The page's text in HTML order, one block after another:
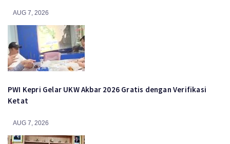
AUG 7, 2026
PWI Kepri Gelar UKW Akbar 2026 Gratis dengan Verifikasi
Ketat
AUG 7, 2026